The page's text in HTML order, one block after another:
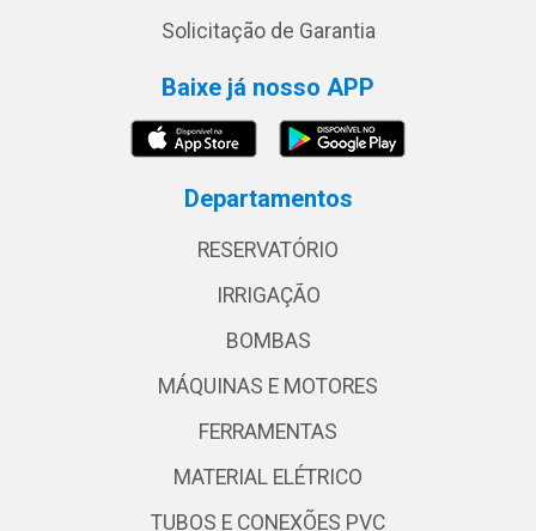
Solicitação de Garantia
Baixe já nosso APP
Departamentos
RESERVATÓRIO
IRRIGAÇÃO
BOMBAS
MÁQUINAS E MOTORES
FERRAMENTAS
MATERIAL ELÉTRICO
TUBOS E CONEXÕES PVC